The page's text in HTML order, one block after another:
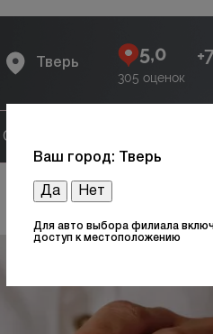
Тверь
Ваш город: Тверь
Да Нет
Для авто выбора филиала
доступ к местоположению
5,0
305 оценок
Оборудование
Область щёк